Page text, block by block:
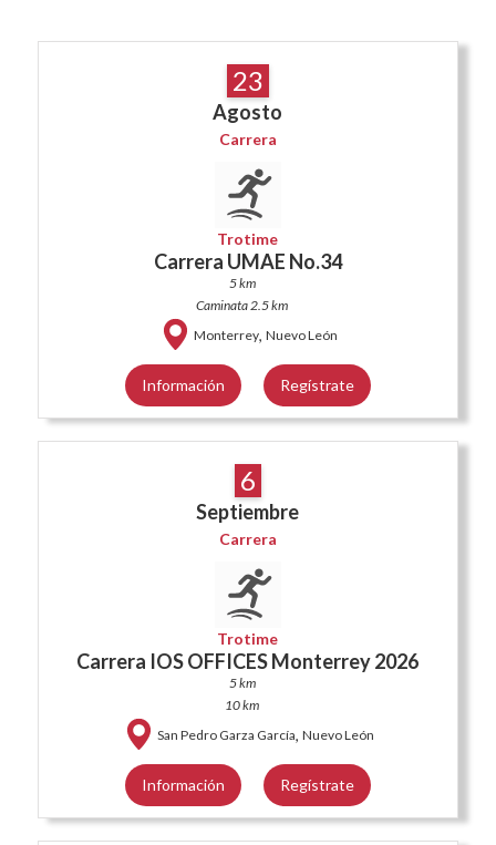
23
Agosto
Carrera
Trotime
Carrera UMAE No.34
5 km
Caminata 2.5 km
Monterrey, Nuevo León
Información Regístrate
6
Septiembre
Carrera
Trotime
Carrera IOS OFFICES Monterrey 2026
5 km
10 km
San Pedro Garza García, Nuevo León
Información Regístrate